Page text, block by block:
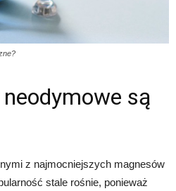
są
z najmocniejszych magnesów
stale rośnie, ponieważ